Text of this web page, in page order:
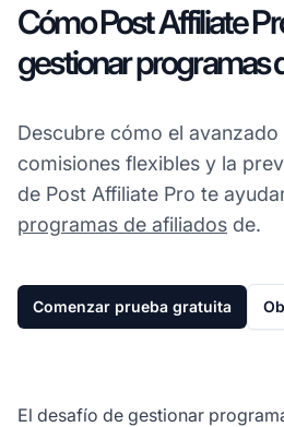
Cómo Post Affiliate
gestionar programas
Descubre cómo el
comisiones flexibles y la
de Post Affiliate Pro te
programas de afiliados de.
Comenzar prueba gratuita
El desafío de gestionar